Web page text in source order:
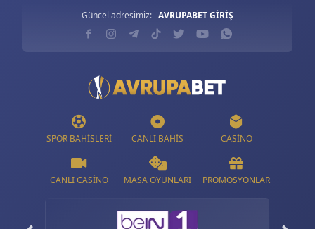
Güncel adresimiz: AVRUPABET GİRİŞ
SPOR BAHISLERI CANLI BAHIS CASINO
CANLI CASINO MASA OYUNLARI PROMOSYONLAR